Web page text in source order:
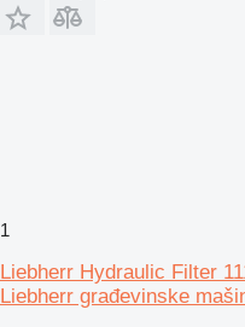
1
Liebherr Hydraulic Filter
Liebherr građevinske